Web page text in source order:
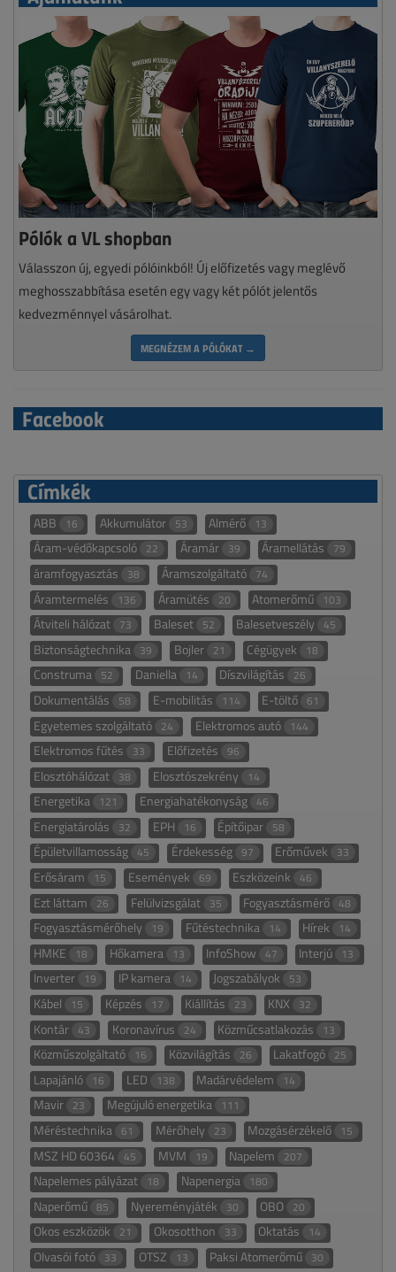
Pólók a VL shopban
Válasszon új, egyedi pólóinkból! Új előfizetés vagy meglévő
meghosszabbítása esetén egy vagy két pólót jelentős
kedvezménnyel vásárolhat.
MEGNÉZEM A PÓLÓKAT →
Facebook
Címkék
ABB 16 Akkumulátor 53 Almérő 13
Áram-védőkapcsoló 22 Áramár 39 Áramellátás 79
áramfogyasztás 38 Áramszolgáltató 74
Áramtermelés 136 Áramütés 20 Atomerőmű 103
Átviteli hálózat 73 Baleset 52 Balesetveszély 45
Biztonságtechnika 39 Bojler 21 Cégügyek 18
Construma 52 Daniella 14 Díszvilágítás 26
Dokumentálás 58 E-mobilitás 114 E-töltő 61
Egyetemes szolgáltató 24 Elektromos autó 144
Elektromos fűtés 33 Előfizetés 96
Elosztóhálózat 38 Elosztószekrény 14
Energetika 121 Energiahatékonyság 46
Energiatárolás 32 EPH 16 Építőipar 58
Épületvillamosság 45 Érdekesség 97 Erőművek 33
Erősáram 15 Események 69 Eszközeink 46
Ezt láttam 26 Felülvizsgálat 35 Fogyasztásmérő 48
Fogyasztásmérőhely 19 Fűtéstechnika 14 Hírek 14
HMKE 18 Hőkamera 13 InfoShow 47 Interjú 13
Inverter 19 IP kamera 14 Jogszabályok 53
Kábel 15 Képzés 17 Kiállítás 23 KNX 32
Kontár 43 Koronavírus 24 Közműcsatlakozás 13
Közműszolgáltató 16 Közvilágítás 26 Lakatfogó 25
Lapajánló 16 LED 138 Madárvédelem 14
Mavir 23 Megújuló energetika 111
Méréstechnika 61 Mérőhely 23 Mozgásérzékelő 15
MSZ HD 60364 45 MVM 19 Napelem 207
Napelemes pályázat 18 Napenergia 180
Naperőmű 85 Nyereményjáték 30 OBO 20
Okos eszközök 21 Okosotthon 33 Oktatás 14
Olvasói fotó 33 OTSZ 13 Paksi Atomerőmű 30